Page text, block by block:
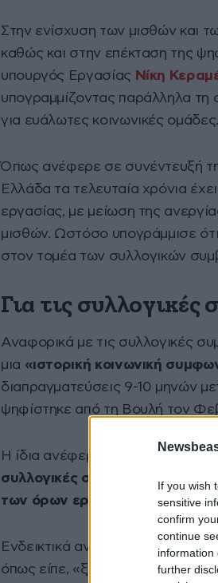
If you wish
sensitive
confirm
continue
information
further
Στην ενίσχυση των μισθών και
καθώς και στην επέκταση της
υπουργός Εργασίας Νίκη
υπογραμμίζοντας παράλληλα τη
για ευάλωτες κοινωνικές ομάδες.
Όπως ανέφερε σε συνέντευξή
Ελλάδα τα τελευταία χρόνια
εργασίας, με μείωση της
μισθών. Ωστόσο υπογράμμισε
στον τομέα των συλλογικών
Για τις συλλογικές
Αναφορικά με τις συλλογικές
μια «ιστορική κοινωνική
διαπραγματεύσεις 9-10 μηνών
ψηφίστηκε από τη Βουλή τον
Η ίδια ανέφερε ότι ήδη από τον
συλλογικές συμβάσεις
, με
των όρων εργασίας.
Ενδεικτικά ανέφερε τη
όπως είπε, «ξεκόλλησε» μετά